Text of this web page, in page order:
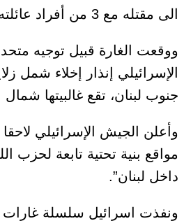
الى مقتله مع 3 من أفراد عائلته.
ووقعت الغارة قبيل توجيه
جنوب لبنان، تقع غالبيتها شمال
وأعلن الجيش الإسرائيلي
مواقع بنية تحتية تابعة لحزب
داخل لبنان”.
ونفذت اسرائيل سلسلة